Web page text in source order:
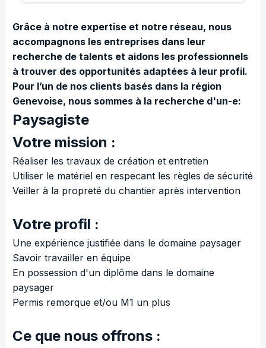
Grâce à notre expertise et notre réseau, nous
accompagnons les entreprises dans leur
recherche de talents et aidons les professionnels
à trouver des opportunités adaptées à leur profil.
Pour l’un de nos clients basés dans la région
Genevoise, nous sommes à la recherche d'un-e:
Paysagiste
Votre mission :
Réaliser les travaux de création et entretien
Utiliser le matériel en respecant les règles de sécurité
Veiller à la propreté du chantier après intervention
Votre profil :
Une expérience justifiée dans le domaine paysager
Savoir travailler en équipe
En possession d'un diplôme dans le domaine
paysager
Permis remorque et/ou M1 un plus
Ce que nous offrons :